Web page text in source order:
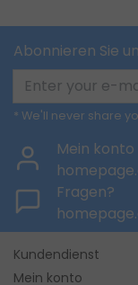
Abonnieren Sie
* We'll never share
Mein konto
Fragen?
Kundendienst
Mein konto